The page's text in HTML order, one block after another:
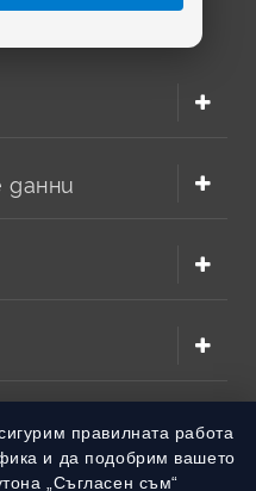
правилната работа
и да подобрим вашето
„Съгласен съм“